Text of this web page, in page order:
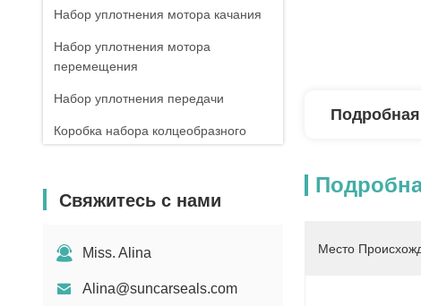
Набор уплотнения мотора качания
Набор уплотнения мотора
перемещения
Набор уплотнения передачи
Коробка набора колцеобразного
Главный набор уплотнения клапана
Свяжитесь с нами
Miss. Alina
Alina@suncarseals.com
Место